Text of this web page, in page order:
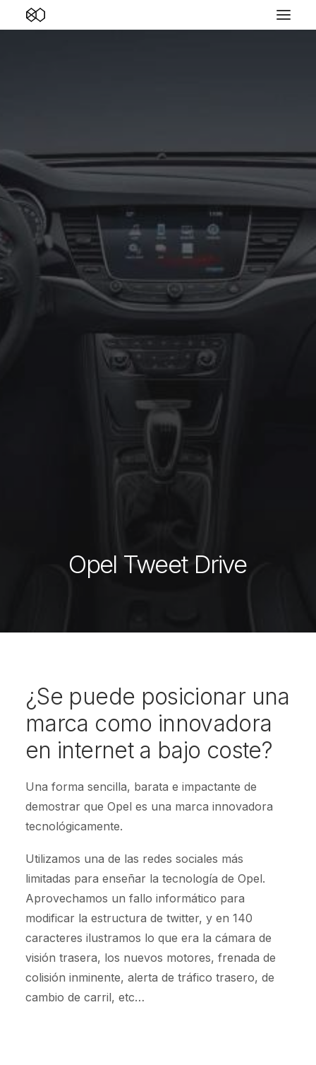
Opel Tweet Drive
¿Se puede posicionar una
marca como innovadora
en internet a bajo coste?
Una forma sencilla, barata e impactante de
demostrar que Opel es una marca innovadora
tecnológicamente.
Utilizamos una de las redes sociales más
limitadas para enseñar la tecnología de Opel.
Aprovechamos un fallo informático para
modificar la estructura de twitter, y en 140
caracteres ilustramos lo que era la cámara de
visión trasera, los nuevos motores, frenada de
colisión inminente, alerta de tráfico trasero, de
cambio de carril, etc…